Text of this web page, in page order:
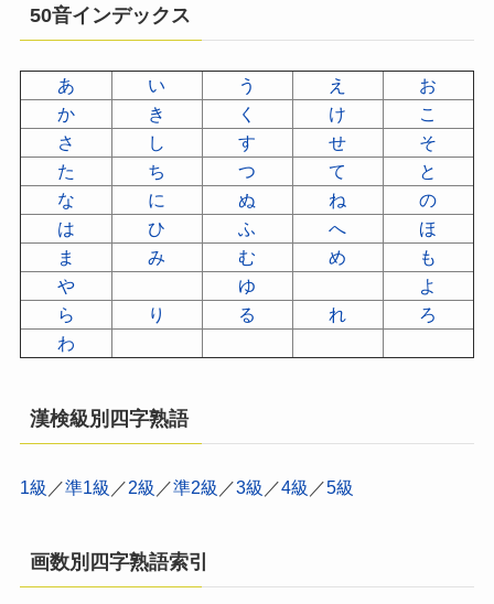
50音インデックス
あ い う え
お
か
き く け
こ
さ
し す せ
そ
た
ち つ て
と
な
に ぬ ね
の
は
ひ ふ へ
ほ
ま
み む め
も
や
ゆ
よ
ら
り る れ
ろ
わ
漢検級別四字熟語
1級 ／準1級 ／2級 ／準2級 ／3級 ／4級 ／5級
画数別四字熟語索引